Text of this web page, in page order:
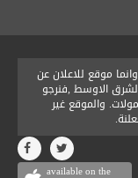
موقع للاعلان عن
الاوسط ,فنرجو
والموقع غير
available on the